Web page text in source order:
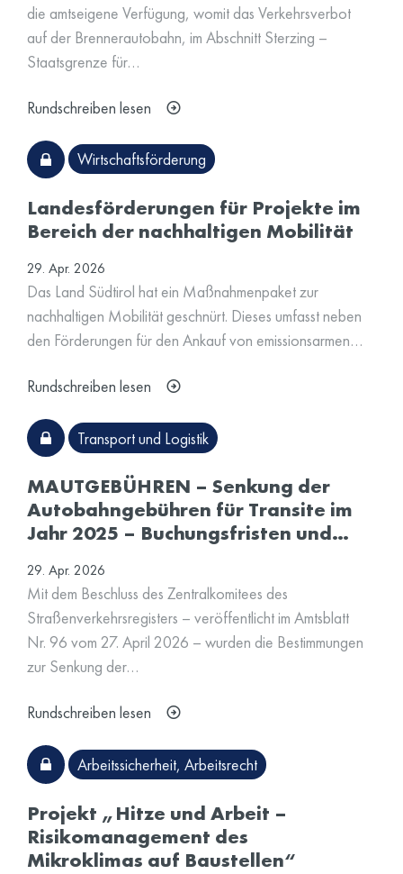
die amtseigene Verfügung, womit das Verkehrsverbot
auf der Brennerautobahn, im Abschnitt Sterzing –
Staatsgrenze für…
Rundschreiben lesen
Wirtschaftsförderung
Landesförderungen für Projekte im
Bereich der nachhaltigen Mobilität
29. Apr. 2026
Das Land Südtirol hat ein Maßnahmenpaket zur
nachhaltigen Mobilität geschnürt. Dieses umfasst neben
den Förderungen für den Ankauf von emissionsarmen…
Rundschreiben lesen
Transport und Logistik
MAUTGEBÜHREN – Senkung der
Autobahngebühren für Transite im
Jahr 2025 – Buchungsfristen und…
29. Apr. 2026
Mit dem Beschluss des Zentralkomitees des
Straßenverkehrsregisters – veröffentlicht im Amtsblatt
Nr. 96 vom 27. April 2026 – wurden die Bestimmungen
zur Senkung der…
Rundschreiben lesen
Arbeitssicherheit, Arbeitsrecht
Projekt „Hitze und Arbeit –
Risikomanagement des
Mikroklimas auf Baustellen“